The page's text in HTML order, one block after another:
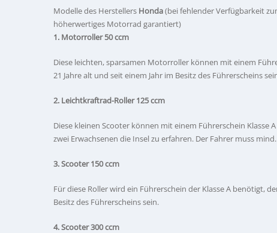
Modelle des Herstellers Honda(bei fehlender Verfügbarkeit
höherwertiges Motorrad garantiert)
1. Motorroller 50 ccm
Diese leichten, sparsamen Motorroller können mit einem
21 Jahre alt und seit einem Jahr im Besitz des Führerscheins
2. Leichtkraftrad-Roller 125 ccm
Diese kleinen Scooter können mit einem Führerschein
zwei Erwachsenen die Insel zu erfahren. Der Fahrer muss
3. Scooter 150 ccm
Für diese Roller wird ein Führerschein der Klasse A benötigt,
Besitz des Führerscheins sein.
4. Scooter 300 ccm